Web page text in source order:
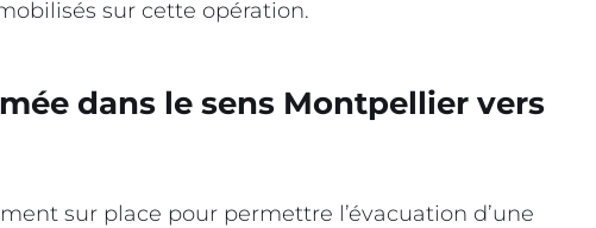
sur cette opération.
dans le sens Montpellier vers
sur place pour permettre l’évacuation d’une